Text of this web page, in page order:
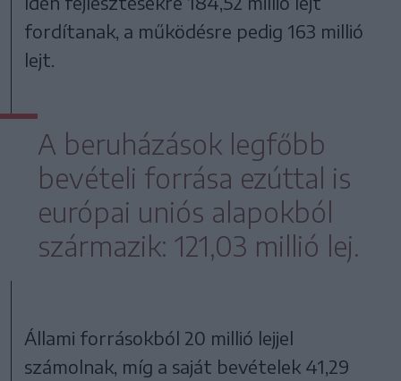
fordítanak, a működésre pedig 163 millió
lejt.
A beruházások legfőbb
bevételi forrása ezúttal is
európai uniós alapokból
származik: 121,03 millió lej.
Állami forrásokból 20 millió lejjel
számolnak, míg a saját bevételek 41,29